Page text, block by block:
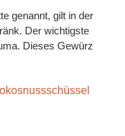
genannt, gilt in der
Der wichtigste
Dieses Gewürz